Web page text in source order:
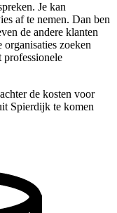
Je kan
af te nemen. Dan ben
de andere klanten
zoeken
professionele
de kosten voor
Spierdijk te komen